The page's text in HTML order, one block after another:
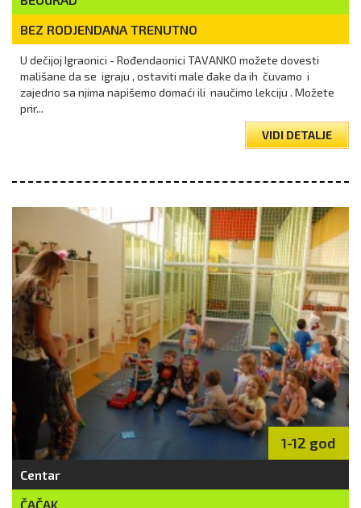
BEZ RODJENDANA TRENUTNO
U dečiјoј Igraonici - Rođendaonici TAVANKO možete dovesti
mališane da se igraјu , ostaviti male đake da ih čuvamo i
zaјedno sa njima napišemo domaći ili naučimo lekciјu . Možete
prir...
VIDI DETALJE
1-12 god
Centar
ČAČAK